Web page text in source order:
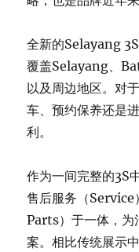
全新的Selayang
覆盖Selayang、
以及周边地区。对
车、预约保养还是
利。
作为一间完整的3S
售后服务（Service
Parts）于一体，为
案。相比传统展示